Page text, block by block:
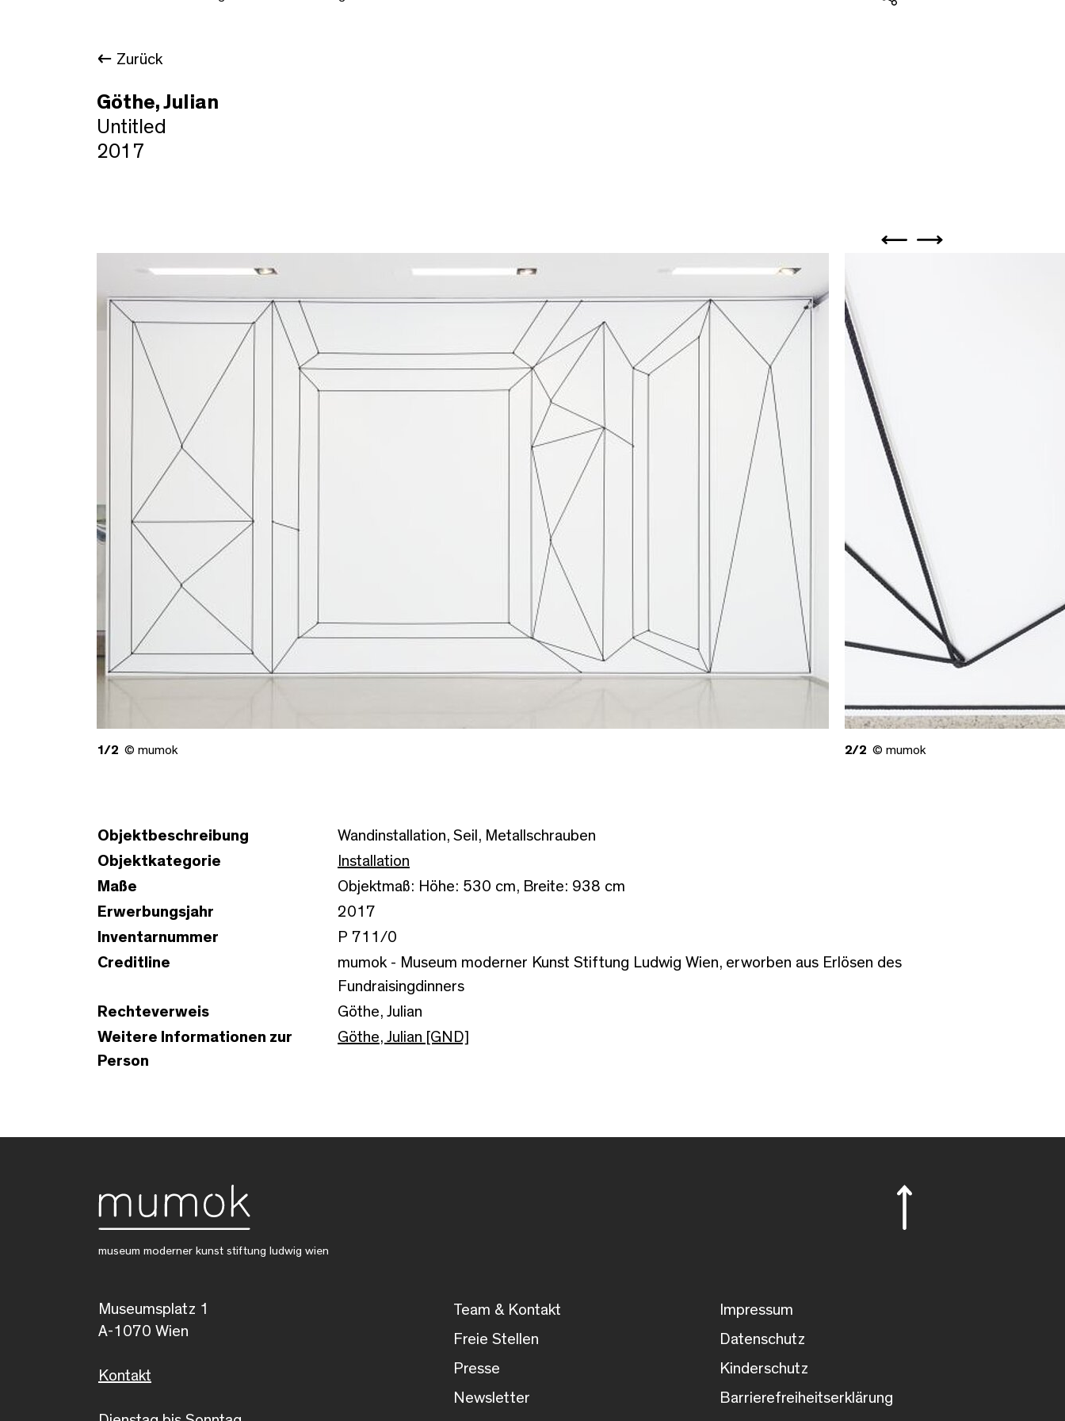
Zurück
Göthe, Julian
Untitled
2017
1/2 © mumok 2/2 © mumok
Objektbeschreibung
Wandinstallation, Seil, Metallschrauben
Objektkategorie
Installation
Maße
Objektmaß: Höhe: 530 cm, Breite: 938 cm
Erwerbungsjahr
2017
Inventarnummer
P 711/0
Creditline
mumok - Museum moderner Kunst Stiftung Ludwig Wien, erworben aus Erlösen des
Fundraisingdinners
Rechteverweis
Göthe, Julian
Weitere Informationen zur
Person
Göthe, Julian [GND]
museum moderner kunst stiftung ludwig wien
Museumsplatz 1
A-1070 Wien
Kontakt
Team & Kontakt
Freie Stellen
Presse
Newsletter
Impressum
Datenschutz
Kinderschutz
Barrierefreiheitserklärung